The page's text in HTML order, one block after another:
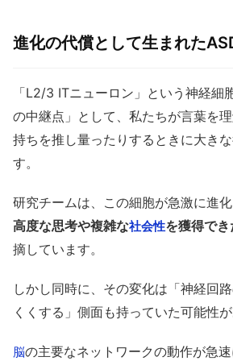
進化の代償として生まれた
「L2/3 ITニューロン」という神経細
の中継点」として、私たちが言葉を
持ちを推し量ったりするときに大き
す。
研究チームは、この細胞が急激に進化
高度な思考や複雑な社会性を獲得で
摘しています。
しかし同時に、その変化は「神経回
くくする」側面も持っていた可能性が
脳の主要なネットワークの動作が急